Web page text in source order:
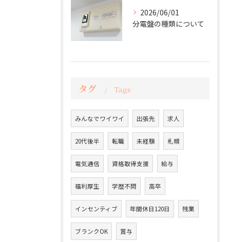
2026/06/01
分電盤の種類について
タグ Tags
みんなでワイワイ 出張先 求人
20代後半 転職 未経験 札幌
電気通信 資格取得支援 給与
福利厚生 学歴不問 高卒
インセンティブ 年間休日120日 残業
ブランクOK 賞与